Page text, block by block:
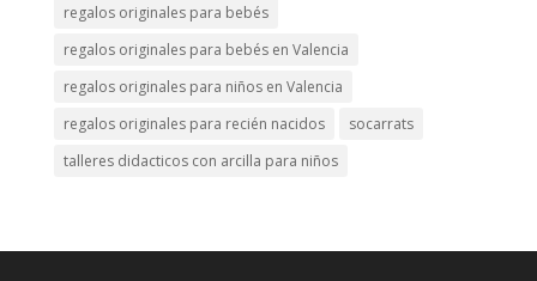
regalos originales para bebés
regalos originales para bebés en Valencia
regalos originales para niños en Valencia
regalos originales para recién nacidos
socarrats
talleres didacticos con arcilla para niños